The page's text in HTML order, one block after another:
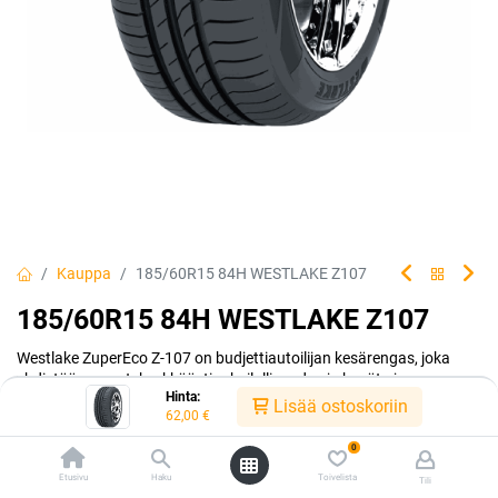
Hinta:
62,00 € Lisää ostoskoriin
Etusivu Haku
0
Toivelista Tili
Kauppa 185/60R15 84H WESTLAKE Z107
185/60R15 84H WESTLAKE Z107
Westlake ZuperEco Z-107 on budjettiautoilijan kesärengas, joka
yhdistää menestyksekkäästi urheilullisuuden ja hyvät ajo-
ominaisuudet.
EAN:6938112620158 Tuotekoodi:298783
62,00€